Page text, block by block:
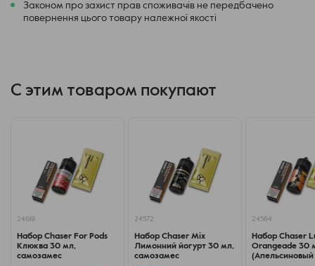
Законом про захист прав споживачів не передбачено
повернення цього товару належної якості
С этим товаром покупают
24619
Набор Chaser For Pods
Клюква 30 мл,
самозамес
24572
Набор Chaser Mix
Лимонний йогурт 30 мл,
самозамес
24564
Набор Chaser
Orangeade 30